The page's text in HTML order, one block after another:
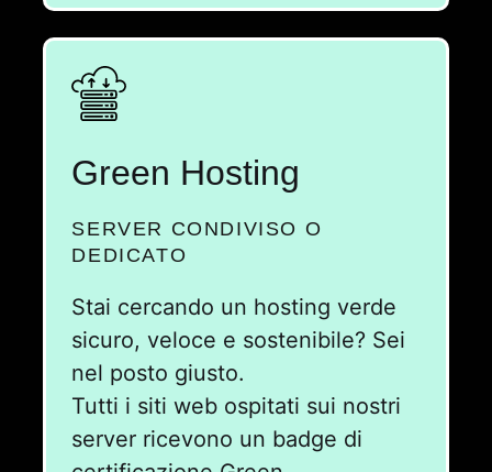
Green Hosting
SERVER CONDIVISO O
DEDICATO
Stai cercando un hosting verde
sicuro, veloce e sostenibile? Sei
nel posto giusto.
Tutti i siti web ospitati sui nostri
server ricevono un badge di